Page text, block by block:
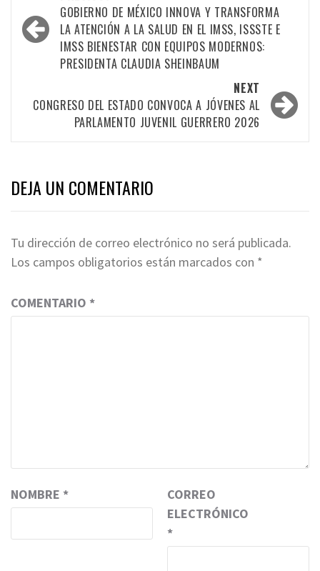
navigationGOBIERNO DE MÉXICO INNOVA Y TRANSFORMA
LA ATENCIÓN A LA SALUD EN EL IMSS, ISSSTE E
IMSS BIENESTAR CON EQUIPOS MODERNOS:
PRESIDENTA CLAUDIA SHEINBAUM
NEXT
CONGRESO DEL ESTADO CONVOCA A JÓVENES AL
PARLAMENTO JUVENIL GUERRERO 2026
DEJA UN COMENTARIO
Tu dirección de correo electrónico no será publicada.
Los campos obligatorios están marcados con *
COMENTARIO *
NOMBRE *
CORREO
ELECTRÓNICO
*